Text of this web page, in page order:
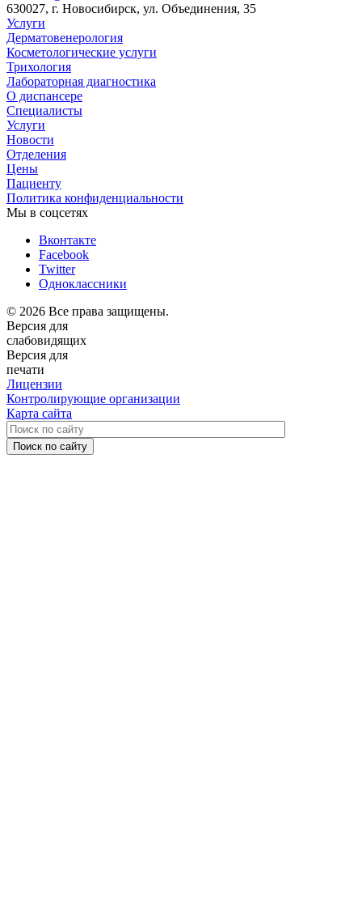
630027, г. Новосибирск, ул. Объединения, 35
Услуги
Дерматовенерология
Косметологические услуги
Трихология
Лабораторная диагностика
О диспансере
Специалисты
Услуги
Новости
Отделения
Цены
Пациенту
Политика конфиденциальности
Мы в соцсетях
Вконтакте
Facebook
Twitter
Одноклассники
© 2026 Все права защищены.
Версия для
слабовидящих
Версия для
печати
Лицензии
Контролирующие организации
Карта сайта
Поиск по сайту